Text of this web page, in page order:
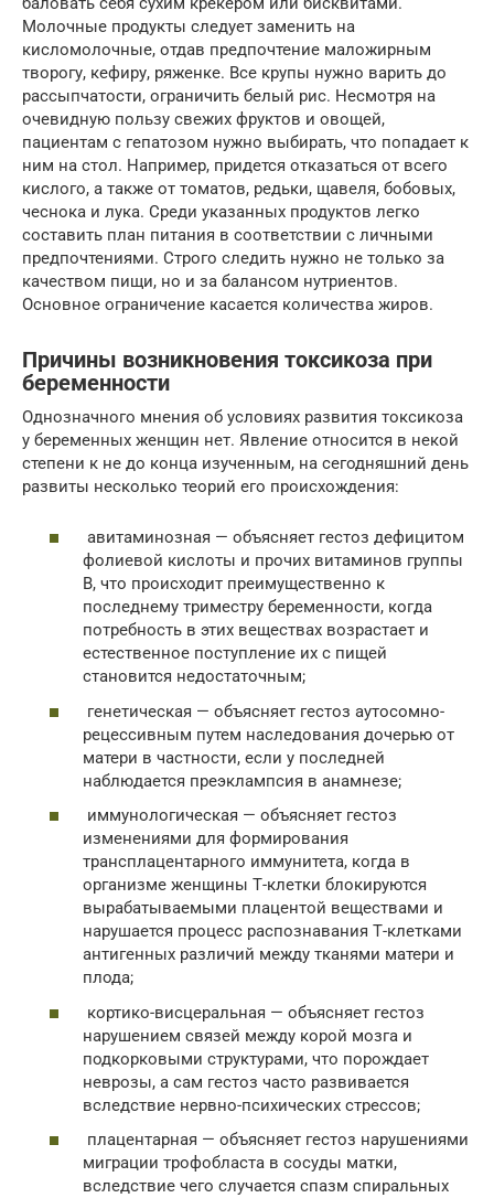
Молочные продукты следует заменить на
кисломолочные, отдав предпочтение маложирным
творогу, кефиру, ряженке. Все крупы нужно варить до
рассыпчатости, ограничить белый рис. Несмотря на
очевидную пользу свежих фруктов и овощей,
пациентам с гепатозом нужно выбирать, что попадает к
ним на стол. Например, придется отказаться от всего
кислого, а также от томатов, редьки, щавеля, бобовых,
чеснока и лука. Среди указанных продуктов легко
составить план питания в соответствии с личными
предпочтениями. Строго следить нужно не только за
качеством пищи, но и за балансом нутриентов.
Основное ограничение касается количества жиров.
Причины возникновения токсикоза при
беременности
Однозначного мнения об условиях развития токсикоза
у беременных женщин нет. Явление относится в некой
степени к не до конца изученным, на сегодняшний день
развиты несколько теорий его происхождения:
авитаминозная — объясняет гестоз дефицитом
фолиевой кислоты и прочих витаминов группы
В, что происходит преимущественно к
последнему триместру беременности, когда
потребность в этих веществах возрастает и
естественное поступление их с пищей
становится недостаточным;
генетическая — объясняет гестоз аутосомно-
рецессивным путем наследования дочерью от
матери в частности, если у последней
наблюдается преэклампсия в анамнезе;
иммунологическая — объясняет гестоз
изменениями для формирования
трансплацентарного иммунитета, когда в
организме женщины Т-клетки блокируются
вырабатываемыми плацентой веществами и
нарушается процесс распознавания Т-клетками
антигенных различий между тканями матери и
плода;
кортико-висцеральная — объясняет гестоз
нарушением связей между корой мозга и
подкорковыми структурами, что порождает
неврозы, а сам гестоз часто развивается
вследствие нервно-психических стрессов;
плацентарная — объясняет гестоз нарушениями
миграции трофобласта в сосуды матки,
вследствие чего случается спазм спиральных